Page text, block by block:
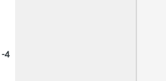
4-